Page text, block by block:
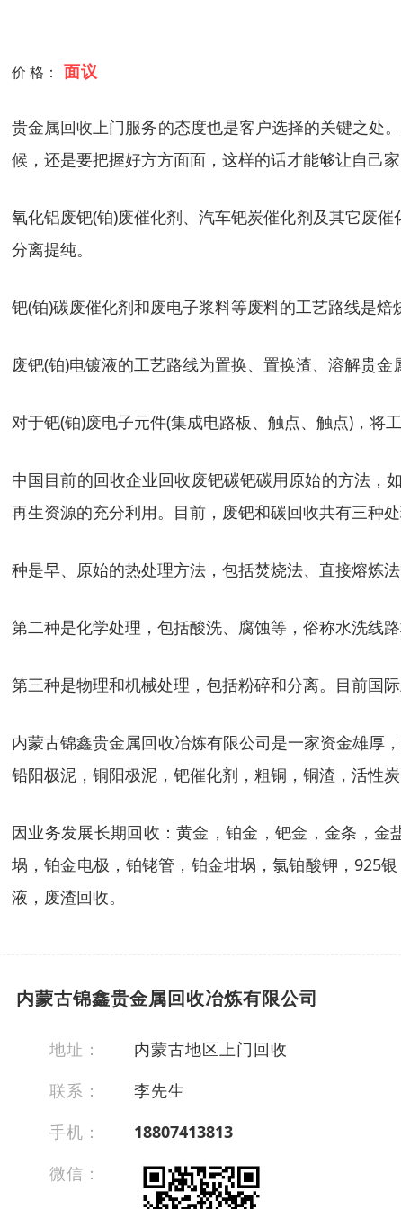
价 格： 面议
贵金属回收上门服务的态度也是客户选择的关键之处
候，还是要把握好方方面面，这样的话才能够让自己
氧化铝废钯(铂)废催化剂、汽车钯炭催化剂及其它废
分离提纯。
钯(铂)碳废催化剂和废电子浆料等废料的工艺路线是焙
废钯(铂)电镀液的工艺路线为置换、置换渣、溶解贵金
对于钯(铂)废电子元件(集成电路板、触点、触点)，将
中国目前的回收企业回收废钯碳钯碳用原始的方法，
再生资源的充分利用。目前，废钯和碳回收共有三种处
种是早、原始的热处理方法，包括焚烧法、直接熔炼
第二种是化学处理，包括酸洗、腐蚀等，俗称水洗线
第三种是物理和机械处理，包括粉碎和分离。目前国
内蒙古锦鑫贵金属回收冶炼有限公司是一家资金雄厚
铅阳极泥，铜阳极泥，钯催化剂，粗铜，铜渣，活性
因业务发展长期回收：黄金，铂金，钯金，金条，
埚，铂金电极，铂铑管，铂金坩埚，氯铂酸钾，925
液，废渣回收。
内蒙古锦鑫贵金属回收冶炼有限公司
地址：
内蒙古地区上门回收
联系：
李先生
手机：
18807413813
微信：